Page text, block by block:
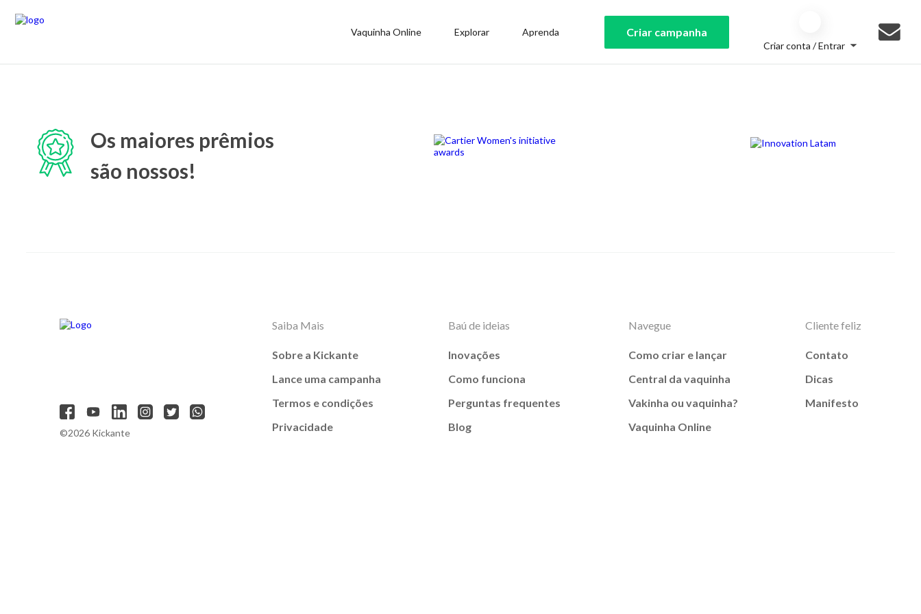
Vaquinha Online Explorar Aprenda Criar campanha
Criar conta / Entrar
Os maiores prêmios
são nossos!
©2026 Kickante
Saiba Mais
Sobre a Kickante
Lance uma campanha
Termos e condições
Privacidade
Baú de ideias
Inovações
Como funciona
Perguntas frequentes
Blog
Navegue
Como criar e lançar
Central da vaquinha
Vakinha ou vaquinha?
Vaquinha Online
Cliente feliz
Contato
Dicas
Manifesto